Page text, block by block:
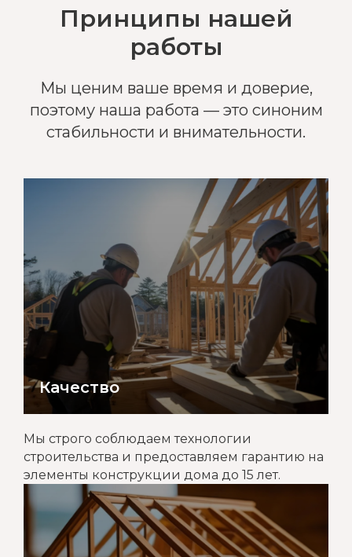
Принципы нашей
работы
Мы ценим ваше время и доверие,
поэтому наша работа — это синоним
стабильности и внимательности.
Качество
Мы строго соблюдаем технологии
строительства и предоставляем гарантию на
элементы конструкции дома до 15 лет.